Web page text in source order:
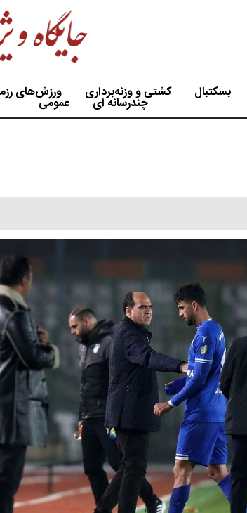
بسکتبال کشتی و وزنه‌برداری ورزش‌های
چندرسانه ای عمومی